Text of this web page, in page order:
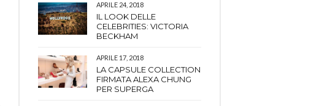
APRILE 24, 2018
IL LOOK DELLE
CELEBRITIES: VICTORIA
BECKHAM
APRILE 17, 2018
LA CAPSULE COLLECTION
FIRMATA ALEXA CHUNG
PER SUPERGA